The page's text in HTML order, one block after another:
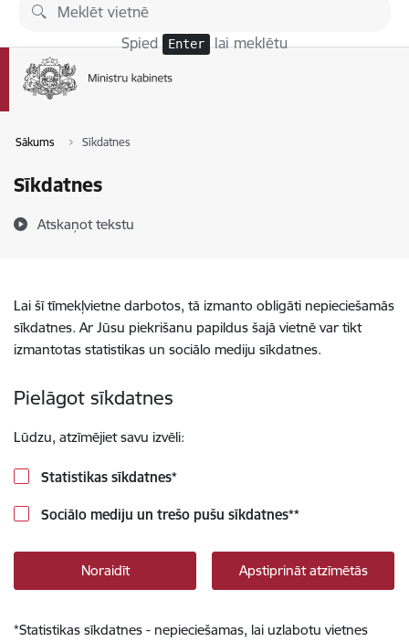
Pāriet uz lapas saturu
Spied Enter lai meklētu
Sākums Sīkdatnes
Sīkdatnes
Atskaņot tekstu
Lai šī tīmekļvietne darbotos, tā izmanto obligāti nepieciešamās
sīkdatnes. Ar Jūsu piekrišanu papildus šajā vietnē var tikt
izmantotas statistikas un sociālo mediju sīkdatnes.
Pielāgot sīkdatnes
Lūdzu, atzīmējiet savu izvēli:
Statistikas sīkdatnes*
Sociālo mediju un trešo pušu sīkdatnes**
Noraidīt Apstiprināt atzīmētās
*Statistikas sīkdatnes - nepieciešamas, lai uzlabotu vietnes